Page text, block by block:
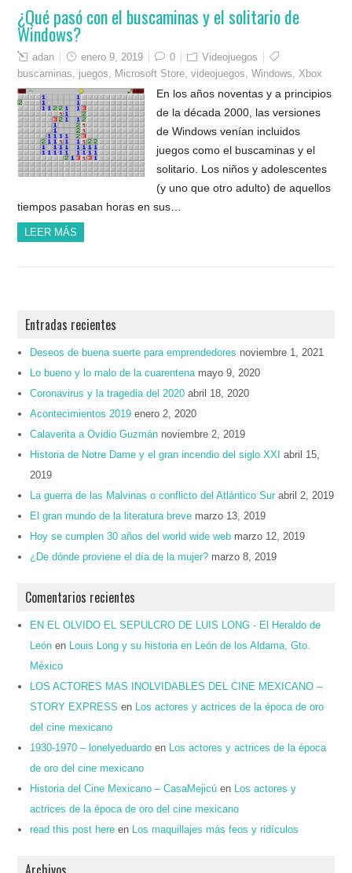
¿Qué pasó con el buscaminas y el solitario de
Windows?
adan enero 9, 2019 0
Videojuegos
buscaminas
juegos Microsoft Store ,videojuegos ,Windows Xbox
En los años noventas y a principios
de la década 2000, las versiones
de Windows venían incluidos
juegos como el buscaminas y el
solitario. Los niños y adolescentes
(y uno que otro adulto) de aquellos
tiempos pasaban horas en sus…
LEER MÁS
Entradas recientes
Deseos de buena suerte para emprendedores noviembre 1, 2021
Lo bueno y lo malo de la cuarentena mayo 9, 2020
Coronavirus y la tragedia del 2020 abril 18, 2020
Acontecimientos 2019 enero 2, 2020
Calaverita a Ovidio Guzmán noviembre 2, 2019
Historia de Notre Dame y el gran incendio del siglo XXI
abril 15,
2019
La guerra de las Malvinas o conflicto del Atlántico Sur abril 2, 2019
El gran mundo de la literatura breve marzo 13, 2019
Hoy se cumplen 30 años del world wide web marzo 12, 2019
¿De dónde proviene el día de la mujer? marzo 8, 2019
Comentarios recientes
EN EL OLVIDO EL SEPULCRO DE LUIS LONG - El Heraldo de
León en
Louis Long y su historia en León de los Aldama, Gto.
México
LOS ACTORES MAS INOLVIDABLES DEL CINE MEXICANO –
STORY EXPRESS en
Los actores y actrices de la época de oro
del cine mexicano
1930-1970 – lonelyeduardo en
Los actores y actrices de la época
de oro del cine mexicano
Historia del Cine Mexicano – CasaMejicú en
Los actores y
actrices de la época de oro del cine mexicano
read this post here en Los maquillajes más feos y ridículos